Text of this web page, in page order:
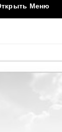
Меню